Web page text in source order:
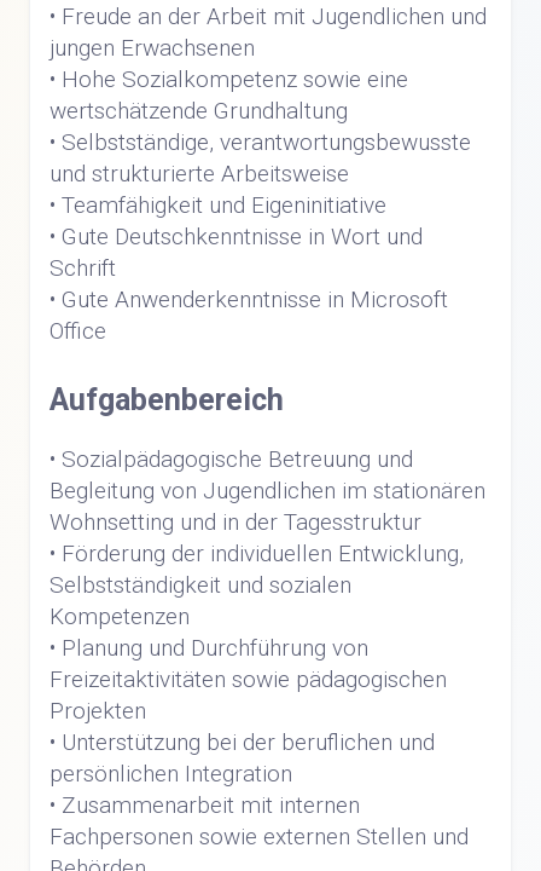
• Freude an der Arbeit mit Jugendlichen und
jungen Erwachsenen
• Hohe Sozialkompetenz sowie eine
wertschätzende Grundhaltung
• Selbstständige, verantwortungsbewusste
und strukturierte Arbeitsweise
• Teamfähigkeit und Eigeninitiative
• Gute Deutschkenntnisse in Wort und
Schrift
• Gute Anwenderkenntnisse in Microsoft
Office
Aufgabenbereich
• Sozialpädagogische Betreuung und
Begleitung von Jugendlichen im stationären
Wohnsetting und in der Tagesstruktur
• Förderung der individuellen Entwicklung,
Selbstständigkeit und sozialen
Kompetenzen
• Planung und Durchführung von
Freizeitaktivitäten sowie pädagogischen
Projekten
• Unterstützung bei der beruflichen und
persönlichen Integration
• Zusammenarbeit mit internen
Fachpersonen sowie externen Stellen und